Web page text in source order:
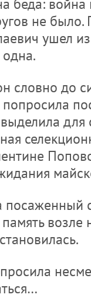
не было.
ушел
словно до
для
посаженный